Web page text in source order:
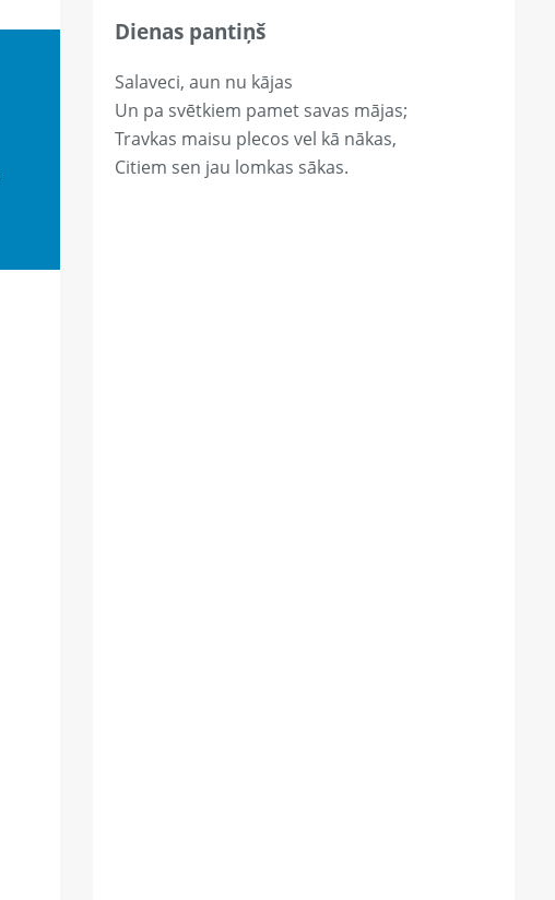
Dienas pantiņš
Salaveci, aun nu kājas
Un pa svētkiem pamet savas mājas;
Travkas maisu plecos vel kā nākas,
Citiem sen jau lomkas sākas.